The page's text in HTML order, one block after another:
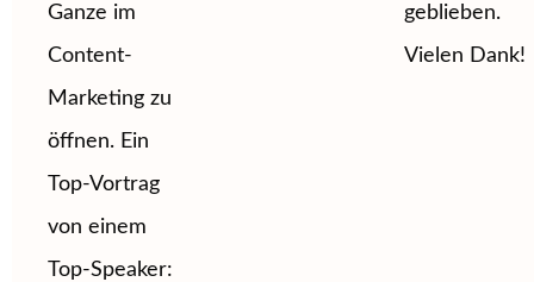
Ganze im
Content-
Marketing zu
öffnen. Ein
Top-Vortrag
von einem
Top-Speaker:
geblieben.
Vielen Dank!